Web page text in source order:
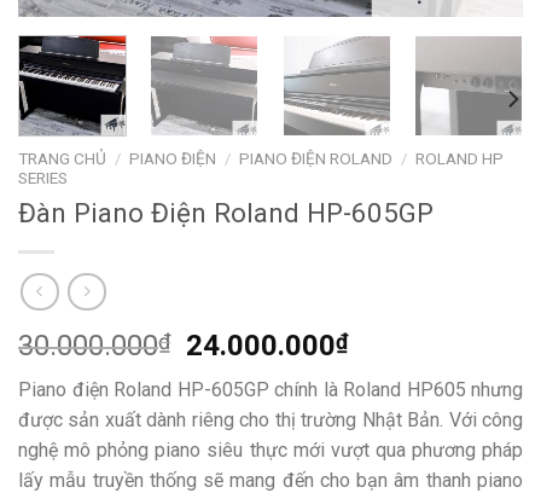
TRANG CHỦ / PIANO ĐIỆN / PIANO ĐIỆN ROLAND / ROLAND HP
SERIES
Đàn Piano Điện Roland HP-605GP
30.000.000₫
Giá
gốc
là:
30.000.000₫.
24.000.000₫Giá
hiện
tại
là:
24.000.000₫.
Piano điện Roland HP-605GP chính là Roland HP605 nhưng
được sản xuất dành riêng cho thị trường Nhật Bản. Với công
nghệ mô phỏng piano siêu thực mới vượt qua phương pháp
lấy mẫu truyền thống sẽ mang đến cho bạn âm thanh piano